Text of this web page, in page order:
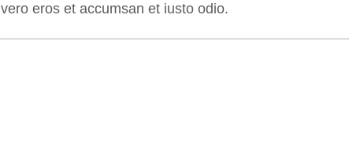
vero eros et accumsan et iusto odio.